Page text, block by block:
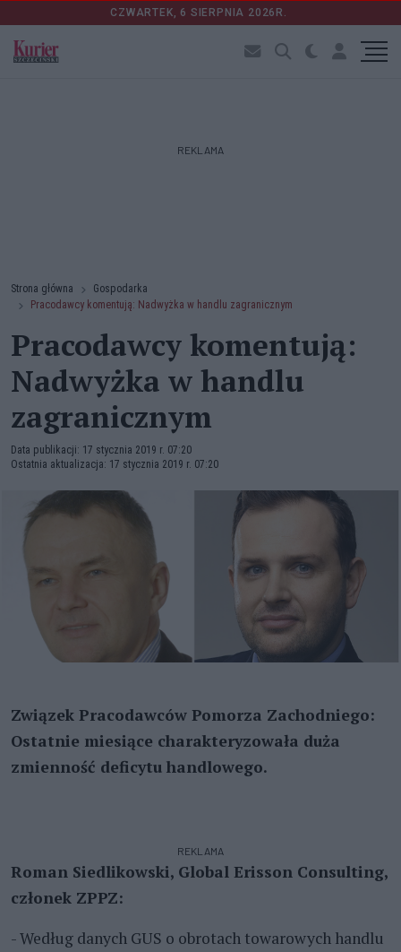
CZWARTEK, 6 SIERPNIA 2026R.
REKLAMA
Strona główna
Gospodarka
Pracodawcy komentują: Nadwyżka w handlu zagranicznym
Pracodawcy komentują:
Nadwyżka w handlu
zagranicznym
Data publikacji: 17 stycznia 2019 r. 07:20
Ostatnia aktualizacja: 17 stycznia 2019 r. 07:20
Związek Pracodawców Pomorza Zachodniego:
Ostatnie miesiące charakteryzowała duża
zmienność deficytu handlowego.
REKLAMA
Roman Siedlikowski, Global Erisson Consulting,
członek ZPPZ:
- Według danych GUS o obrotach towarowych handlu